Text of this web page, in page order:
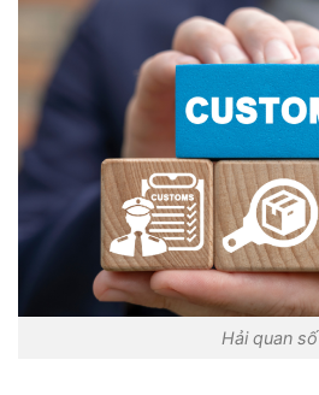
Hải quan số